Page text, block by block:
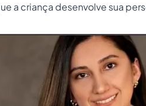
a criança desenvolve sua